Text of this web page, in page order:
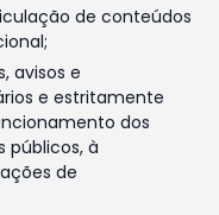
de conteúdos
avisos e
e estritamente
dos
públicos, à
de